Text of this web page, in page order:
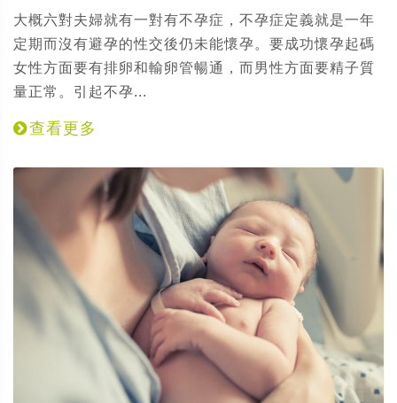
大概六對夫婦就有一對有不孕症，不孕症定義就是一年
定期而沒有避孕的性交後仍未能懷孕。要成功懷孕起碼
女性方面要有排卵和輸卵管暢通，而男性方面要精子質
量正常。引起不孕...
查看更多